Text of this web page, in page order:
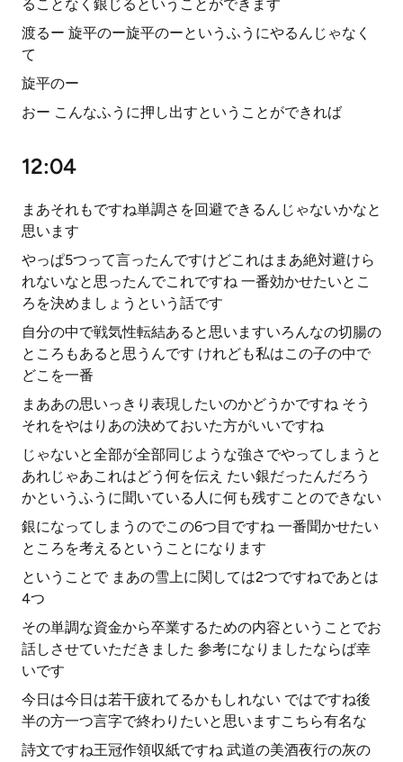
ることなく銀じるということができます
渡るー 旋平のー旋平のーというふうにやるんじゃなく
て
旋平のー
おー こんなふうに押し出すということができれば
12:04
まあそれもですね単調さを回避できるんじゃないかなと
思います
やっぱ5つって言ったんですけどこれはまあ絶対避けら
れないなと思ったんでこれですね 一番効かせたいとこ
ろを決めましょうという話です
自分の中で戦気性転結あると思いますいろんなの切腸の
ところもあると思うんです けれども私はこの子の中で
どこを一番
まああの思いっきり表現したいのかどうかですね そう
それをやはりあの決めておいた方がいいですね
じゃないと全部が全部同じような強さでやってしまうと
あれじゃあこれはどう何を伝え たい銀だったんだろう
かというふうに聞いている人に何も残すことのできない
銀になってしまうのでこの6つ目ですね 一番聞かせたい
ところを考えるということになります
ということで まあの雪上に関しては2つですねであとは
4つ
その単調な資金から卒業するための内容ということでお
話しさせていただきました 参考になりましたならば幸
いです
今日は今日は若干疲れてるかもしれない ではですね後
半の方一つ言字で終わりたいと思いますこちら有名な
詩文ですね王冠作領収紙ですね 武道の美酒夜行の灰の